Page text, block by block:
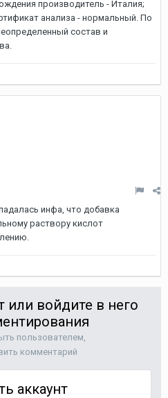
производитель - Италия;
анализа - нормальный. По
состав и
инфа, что добавка
раствору кислот
или войдите в него
пользователем,
комментарий
аккаунт